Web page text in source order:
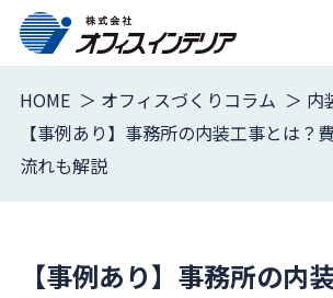
HOME オフィスづくりコラム
内
【事例あり】事務所の内装工事とは？
流れも解説
【事例あり】事務所の内